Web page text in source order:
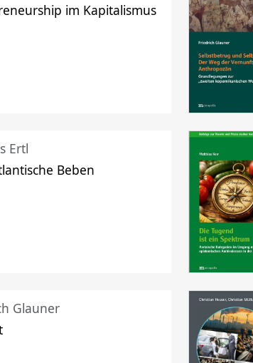
im Kapitalismus
Ertl
Beben
Glauner